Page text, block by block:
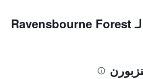
فنادق مشابهة لـ Ravensbourne Forest